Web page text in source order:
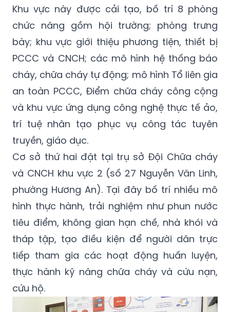
Khu vực này được cải tạo, bố trí 8 phòng
chức năng gồm hội trường; phòng trưng
bày; khu vực giới thiệu phương tiện, thiết bị
PCCC và CNCH; các mô hình hệ thống báo
cháy, chữa cháy tự động; mô hình Tổ liên gia
an toàn PCCC, Điểm chữa cháy công cộng
và khu vực ứng dụng công nghệ thực tế ảo,
trí tuệ nhân tạo phục vụ công tác tuyên
truyền, giáo dục.
Cơ sở thứ hai đặt tại trụ sở Đội Chữa cháy
và CNCH khu vực 2 (số 27 Nguyễn Văn Linh,
phường Hương An). Tại đây bố trí nhiều mô
hình thực hành, trải nghiệm như phun nước
tiêu điểm, không gian hạn chế, nhà khói và
tháp tập, tạo điều kiện để người dân trực
tiếp tham gia các hoạt động huấn luyện,
thực hành kỹ năng chữa cháy và cứu nạn,
cứu hộ.